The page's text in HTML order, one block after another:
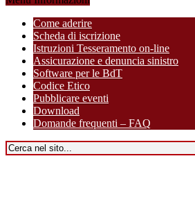
Come aderire
Scheda di iscrizione
Istruzioni Tesseramento on-line
Assicurazione e denuncia sinistro
Software per le BdT
Codice Etico
Pubblicare eventi
Download
Domande frequenti – FAQ